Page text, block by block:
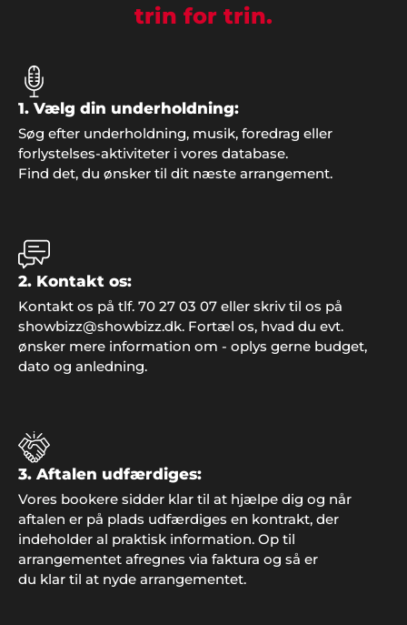
Jakob Højbjerg
"Vi holdt en helt genial fest for vores forældre til
deres guldbryllup og fandt underholdningen på
jeres hjemmeside. Jeg synes det er nemt at hente
inspiration når man ikke er helt sikker på, hvad det
er man leder efter. Stor tak for hjælpen, det blev en
Mona Jørgensen, Slimminge
"Tusind tak for super fin betjening i forbindelse
med vores store fest. Det blev et rigtig godt
arrangement"..
"Tak for hjælpen. Alle gæsterne roste
underholdningen. Stor anbefaling herfra".
trin for trin.
1. Vælg din underholdning:
Søg efter underholdning, musik, foredrag eller
forlystelses-aktiviteter i vores database.
Find det, du ønsker til dit næste arrangement.
2. Kontakt os:
Kontakt os på tlf. 70 27 03 07 eller skriv til os på
showbizz@showbizz.dk. Fortæl os, hvad du evt.
ønsker mere information om - oplys gerne budget,
dato og anledning.
3. Aftalen udfærdiges:
Vores bookere sidder klar til at hjælpe dig og når
aftalen er på plads udfærdiges en kontrakt, der
indeholder al praktisk information. Op til
arrangementet afregnes via faktura og så er
du klar til at nyde arrangementet.